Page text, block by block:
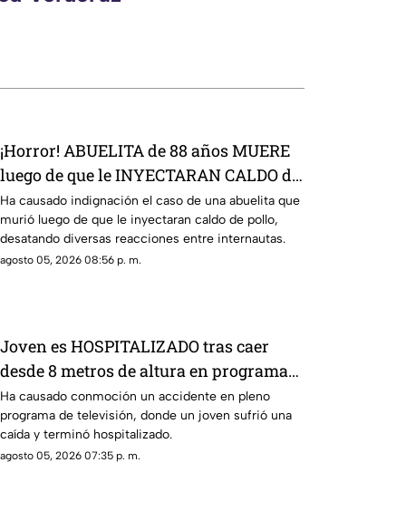
¡Horror! ABUELITA de 88 años MUERE
luego de que le INYECTARAN CALDO de
pollo
Ha causado indignación el caso de una abuelita que
murió luego de que le inyectaran caldo de pollo,
desatando diversas reacciones entre internautas.
agosto 05, 2026 08:56 p. m.
Joven es HOSPITALIZADO tras caer
desde 8 metros de altura en programa
de televisión (+VIDEO)
Ha causado conmoción un accidente en pleno
programa de televisión, donde un joven sufrió una
caída y terminó hospitalizado.
agosto 05, 2026 07:35 p. m.